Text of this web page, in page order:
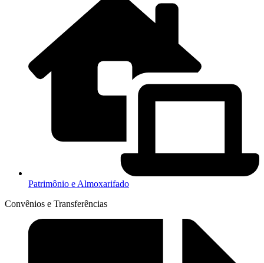
Patrimônio e Almoxarifado
Convênios e Transferências